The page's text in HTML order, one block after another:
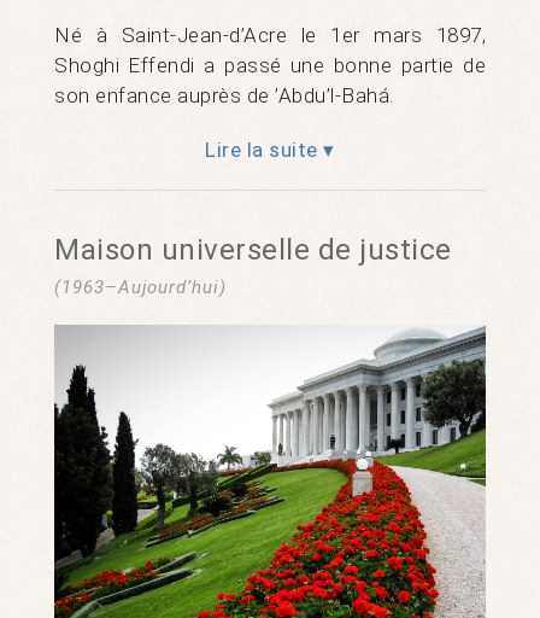
Né à Saint-Jean-d’Acre le 1er mars 1897,
Shoghi Effendi a passé une bonne partie de
son enfance auprès de ’Abdu’l-Bahá.
Lire la suite ▾
Maison universelle de justice
(1963–Aujourd’hui)